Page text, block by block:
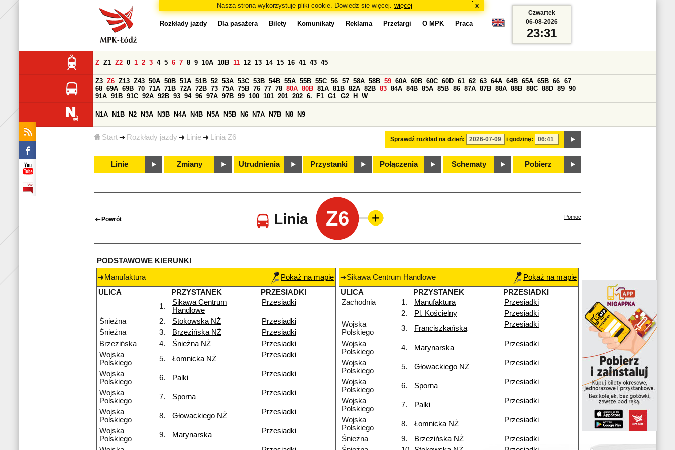
Nasza strona wykorzystuje pliki cookie. Dowiedz się więcej. więcej x
Start Rozkłady jazdy Linie Linia Z6
Rozkłady jazdy Dla pasażera Bilety Komunikaty Reklama Przetargi O MPK Praca
Sprawdź rozkład na dzień: i godzinę:
Z Z1 Z2 0 1 2 3 4 5 6 7 8 9 10A 10B 11 12 13 14 15 16 41 43 45
Z3 Z6 Z13 Z43 50A 50B 51A 51B 52 53A 53C 53B 54B 55A 55B 55C 56 57 58A 58B 59 60A 60B 60C 60D 61 62 63 64A 64B 65A 65B 66 67
68 69A 69B 70 71A 71B 72A 72B 73 75A 75B 76 77 78 80A 80B 81A 81B 82A 82B 83 84A 84B 85A 85B 86 87A 87B 88A 88B 88C 88D 89 90
91A 91B 91C 92A 92B 93 94 96 97A 97B 99 100 101 201 202 6. F1 G1 G2 H W
N1A N1B N2 N3A N3B N4A N4B N5A N5B N6 N7A N7B N8 N9
Linie Zmiany Utrudnienia Przystanki Połączenia Schematy Pobierz
Czwartek
06-08-2026
23:31
Powrót Linia Z6 Pomoc
PODSTAWOWE KIERUNKI
Manufaktura
Pokaż na mapie
ULICA
PRZYSTANEK
PRZESIADKI
1.
Sikawa Centrum
Handlowe
Przesiadki
Śnieżna 2. Stokowska NŻ
Przesiadki
Śnieżna
3. Brzezińska NŻ
Przesiadki
Brzezińska
4. Śnieżna NŻ
Przesiadki
Wojska
Polskiego
5. Łomnicka NŻ Przesiadki
Wojska
Polskiego
6. Palki Przesiadki
Wojska
Polskiego
7. Sporna Przesiadki
Wojska
Polskiego
8. Głowackiego NŻ Przesiadki
Wojska
Polskiego
9. Marynarska Przesiadki
Sikawa Centrum Handlowe
Pokaż na mapie
ULICA
PRZYSTANEK
PRZESIADKI
Zachodnia
1. Manufaktura
Przesiadki
2.
Pl. Kościelny
Przesiadki
Wojska
Polskiego
3. Franciszkańska Przesiadki
Wojska
Polskiego
4. Marynarska Przesiadki
Wojska
Polskiego
5. Głowackiego NŻ Przesiadki
Wojska
Polskiego
6. Sporna Przesiadki
Wojska
Polskiego
7. Palki Przesiadki
Wojska
Polskiego
8. Łomnicka NŻ Przesiadki
Śnieżna 9. Brzezińska NŻ
Przesiadki